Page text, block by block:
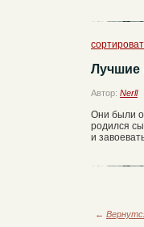
Лучшие
Автор: Nerll
Они были
родился
и
←